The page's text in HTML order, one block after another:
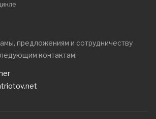
предложениям и сотрудничеству
контактам: